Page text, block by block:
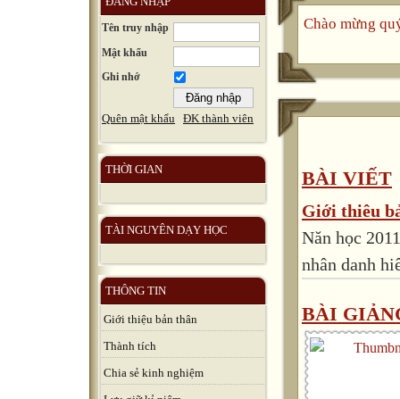
Tên truy nhập
Mật khẩu
Ghi nhớ
Quên mật khẩu ĐK thành viên
THỜI GIAN
TÀI NGUYÊN DẠY HỌC
THÔNG TIN
Giới thiệu bản thân
Thành tích
Chia sẻ kinh nghiệm
Chào mừng
BÀI VIẾT
Giới thiêu
Năn học
nhân danh
BÀI